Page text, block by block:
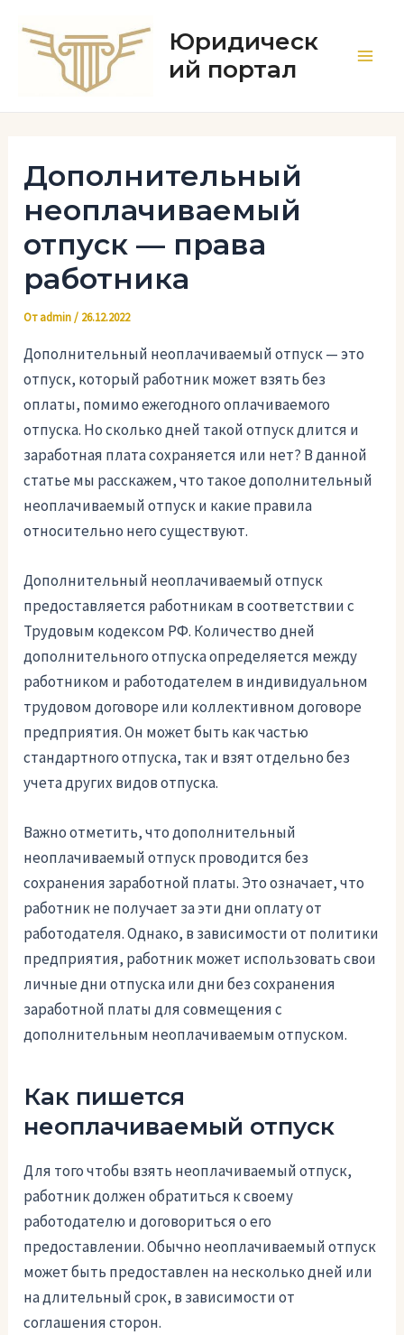
содержимому
Юридическ
ий портал
Дополнительный
неоплачиваемый
отпуск — права
работника
Отadmin/ 26.12.2022
Дополнительный неоплачиваемый отпуск — это
отпуск, который работник может взять без
оплаты, помимо ежегодного оплачиваемого
отпуска. Но сколько дней такой отпуск длится и
заработная плата сохраняется или нет? В данной
статье мы расскажем, что такое дополнительный
неоплачиваемый отпуск и какие правила
относительно него существуют.
Дополнительный неоплачиваемый отпуск
предоставляется работникам в соответствии с
Трудовым кодексом РФ. Количество дней
дополнительного отпуска определяется между
работником и работодателем в индивидуальном
трудовом договоре или коллективном договоре
предприятия. Он может быть как частью
стандартного отпуска, так и взят отдельно без
учета других видов отпуска.
Важно отметить, что дополнительный
неоплачиваемый отпуск проводится без
сохранения заработной платы. Это означает, что
работник не получает за эти дни оплату от
работодателя. Однако, в зависимости от политики
предприятия, работник может использовать свои
личные дни отпуска или дни без сохранения
заработной платы для совмещения с
дополнительным неоплачиваемым отпуском.
Как пишется
неоплачиваемый отпуск
Для того чтобы взять неоплачиваемый отпуск,
работник должен обратиться к своему
работодателю и договориться о его
предоставлении. Обычно неоплачиваемый отпуск
может быть предоставлен на несколько дней или
на длительный срок, в зависимости от
соглашения сторон.